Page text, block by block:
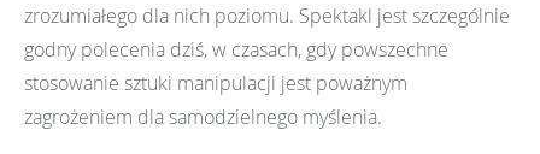
zrozumiałego dla nich poziomu. Spektakl jest szczególnie
godny polecenia dziś, w czasach, gdy powszechne
stosowanie sztuki manipulacji jest poważnym
zagrożeniem dla samodzielnego myślenia.